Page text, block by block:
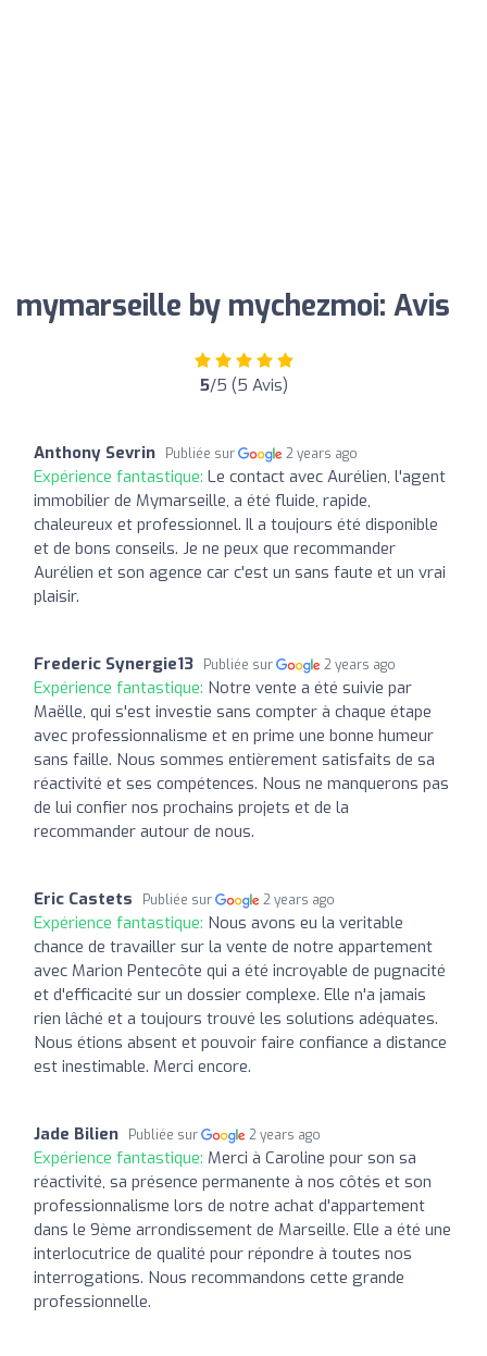
mymarseille by mychezmoi: Avis
5/5 (5 Avis)
Anthony Sevrin Publiée sur 2 years ago
Expérience fantastique: Le contact avec Aurélien, l'agent
immobilier de Mymarseille, a été fluide, rapide,
chaleureux et professionnel. Il a toujours été disponible
et de bons conseils. Je ne peux que recommander
Aurélien et son agence car c'est un sans faute et un vrai
plaisir.
Frederic Synergie13 Publiée sur 2 years ago
Expérience fantastique: Notre vente a été suivie par
Maëlle, qui s'est investie sans compter à chaque étape
avec professionnalisme et en prime une bonne humeur
sans faille. Nous sommes entièrement satisfaits de sa
réactivité et ses compétences. Nous ne manquerons pas
de lui confier nos prochains projets et de la
recommander autour de nous.
Eric Castets Publiée sur 2 years ago
Expérience fantastique: Nous avons eu la veritable
chance de travailler sur la vente de notre appartement
avec Marion Pentecôte qui a été incroyable de pugnacité
et d'efficacité sur un dossier complexe. Elle n'a jamais
rien lâché et a toujours trouvé les solutions adéquates.
Nous étions absent et pouvoir faire confiance a distance
est inestimable. Merci encore.
Jade Bilien Publiée sur 2 years ago
Expérience fantastique: Merci à Caroline pour son sa
réactivité, sa présence permanente à nos côtés et son
professionnalisme lors de notre achat d'appartement
dans le 9ème arrondissement de Marseille. Elle a été une
interlocutrice de qualité pour répondre à toutes nos
interrogations. Nous recommandons cette grande
professionnelle.